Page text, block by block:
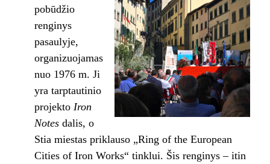
pobūdžio
renginys
pasaulyje,
organizuojamas
nuo 1976 m. Ji
yra tarptautinio
projekto Iron
Notesdalis, o
Stia miestas priklauso „Ring of the European
Cities of Iron Works“ tinklui. Šis renginys – itin